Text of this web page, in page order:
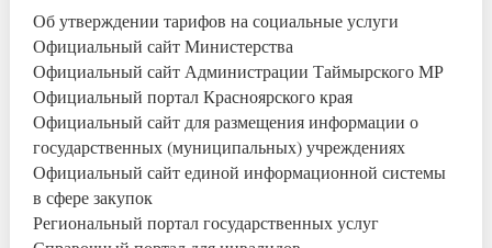
Об утверждении тарифов на социальные услуги
Официальный сайт Министерства
Официальный сайт Администрации Таймырского МР
Официальный портал Красноярского края
Официальный сайт для размещения информации о
государственных (муниципальных) учреждениях
Официальный сайт единой информационной системы
в сфере закупок
Региональный портал государственных услуг